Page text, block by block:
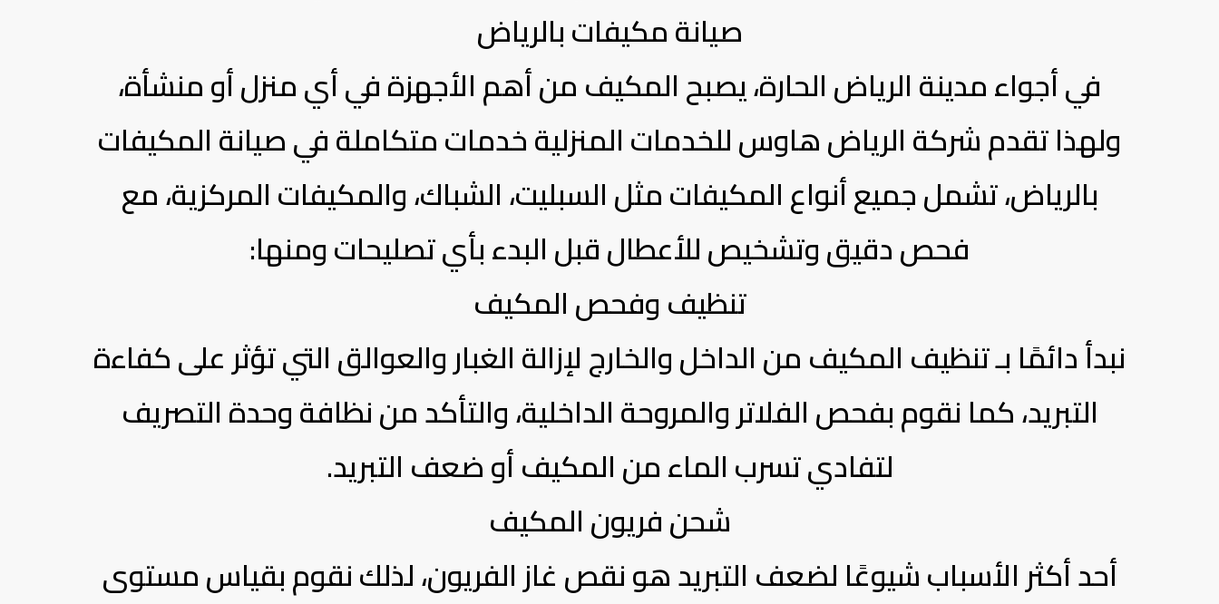
صيانة مكيفات بالرياض
في أجواء مدينة الرياض الحارة، يصبح المكيف من أهم الأجهزة في أي منزل أو منشأة،
ولهذا تقدم شركة الرياض هاوس للخدمات المنزلية خدمات متكاملة في صيانة المكيفات
بالرياض، تشمل جميع أنواع المكيفات مثل السبليت، الشباك، والمكيفات المركزية، مع
فحص دقيق وتشخيص للأعطال قبل البدء بأي تصليحات ومنها:
تنظيف وفحص المكيف
نبدأ دائمًا بـ تنظيف المكيف من الداخل والخارج لإزالة الغبار والعوالق التي تؤثر على كفاءة
التبريد، كما نقوم بفحص الفلاتر والمروحة الداخلية، والتأكد من نظافة وحدة التصريف
لتفادي تسرب الماء من المكيف أو ضعف التبريد.
شحن فريون المكيف
أحد أكثر الأسباب شيوعًا لضعف التبريد هو نقص غاز الفريون، لذلك نقوم بقياس مستوى